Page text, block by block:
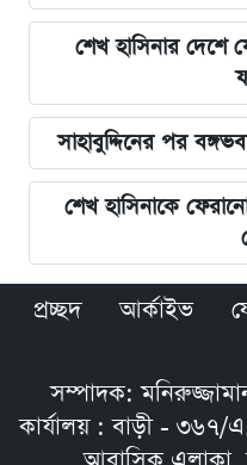
শেখ হাসিনার দেশে
সাহাবুদ্দিনের পর
শেখ হাসিনাকে
প্রচ্ছদ আর্কাইভ
সম্পাদক:
কার্যালয় : বাড়ী - ৩৬৭/